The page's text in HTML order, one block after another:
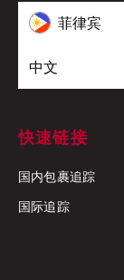
菲律宾
中文
快速链接
国内包裹追踪
国际追踪